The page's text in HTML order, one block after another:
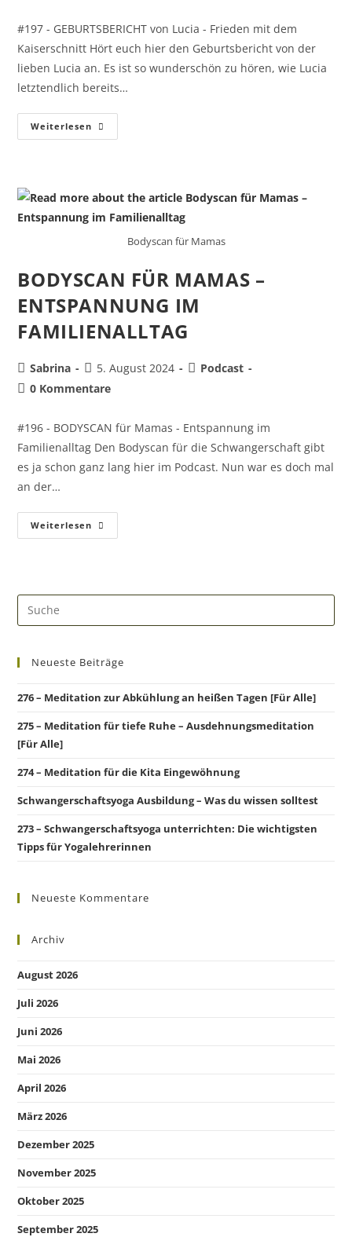
#197 - GEBURTSBERICHT von Lucia - Frieden mit dem
Kaiserschnitt Hört euch hier den Geburtsbericht von der
lieben Lucia an. Es ist so wunderschön zu hören, wie Lucia
letztendlich bereits…
Weiterlesen
Bodyscan für Mamas
BODYSCAN FÜR MAMAS –
ENTSPANNUNG IM
FAMILIENALLTAG
Sabrina 5. August 2024
Podcast
0 Kommentare
#196 - BODYSCAN für Mamas - Entspannung im
Familienalltag Den Bodyscan für die Schwangerschaft gibt
es ja schon ganz lang hier im Podcast. Nun war es doch mal
an der…
Weiterlesen
Neueste Beiträge
276 – Meditation zur Abkühlung an heißen Tagen [Für Alle]
275 – Meditation für tiefe Ruhe – Ausdehnungsmeditation
[Für Alle]
274 – Meditation für die Kita Eingewöhnung
Schwangerschaftsyoga Ausbildung – Was du wissen solltest
273 – Schwangerschaftsyoga unterrichten: Die wichtigsten
Tipps für Yogalehrerinnen
Neueste Kommentare
Archiv
August 2026
Juli 2026
Juni 2026
Mai 2026
April 2026
März 2026
Dezember 2025
November 2025
Oktober 2025
September 2025